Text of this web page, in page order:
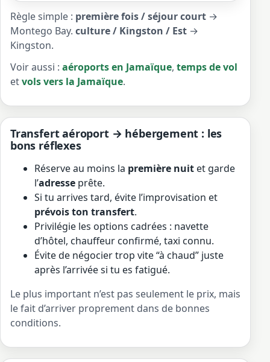
Règle simple : première fois / séjour court →
Montego Bay. culture / Kingston / Est →
Kingston.
Voir aussi : aéroports en Jamaïque, temps de vol
etvols vers la Jamaïque.
Transfert aéroport → hébergement : les
bons réflexes
Réserve au moins la première nuit et garde
l’adresse prête.
Si tu arrives tard, évite l’improvisation et
prévois ton transfert.
Privilégie les options cadrées : navette
d’hôtel, chauffeur confirmé, taxi connu.
Évite de négocier trop vite “à chaud” juste
après l’arrivée si tu es fatigué.
Le plus important n’est pas seulement le prix, mais
le fait d’arriver proprement dans de bonnes
conditions.